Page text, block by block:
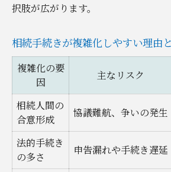
択肢が広がります。
相続手続きが複雑化しやすい理由
複雑化の要
因
主なリスク
相続人間の
合意形成
協議難航、争いの発生
法的手続き
の多さ
申告漏れや手続き遅延